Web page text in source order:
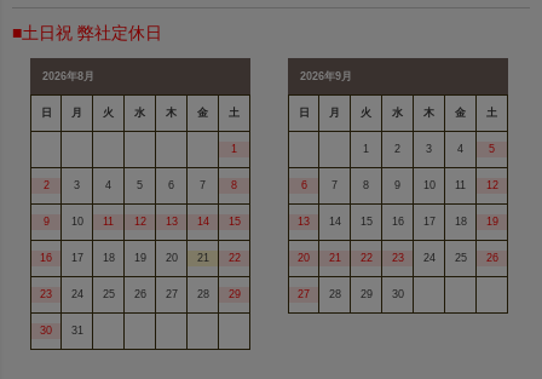
■土日祝 弊社定休日
2026年8月
日 月 火 水 木 金 土
1
2 3 4 5 6 7 8
9 10 11 12 13 14 15
16 17 18 19 20 21 22
23 24 25 26 27 28 29
30 31
2026年9月
日 月 火 水 木 金 土
1 2 3 4 5
6 7 8 9 10 11 12
13 14 15 16 17 18 19
20 21 22 23 24 25 26
27 28 29 30